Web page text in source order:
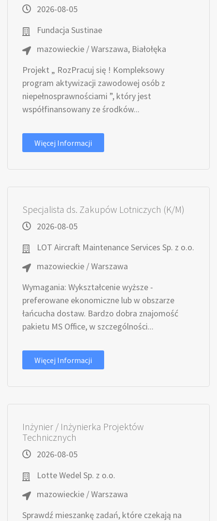
2026-08-05
Fundacja Sustinae
mazowieckie / Warszawa, Białołęka
Projekt „ RozPracuj się ! Kompleksowy
program aktywizacji zawodowej osób z
niepełnosprawnościami ”, który jest
współfinansowany ze środków...
Więcej Informacji
Specjalista ds. Zakupów Lotniczych (K/M)
2026-08-05
LOT Aircraft Maintenance Services Sp. z o.o.
mazowieckie / Warszawa
Wymagania: Wykształcenie wyższe -
preferowane ekonomiczne lub w obszarze
łańcucha dostaw. Bardzo dobra znajomość
pakietu MS Office, w szczególności...
Więcej Informacji
Inżynier / Inżynierka Projektów
Technicznych
2026-08-05
Lotte Wedel Sp. z o.o.
mazowieckie / Warszawa
Sprawdź mieszankę zadań, które czekają na